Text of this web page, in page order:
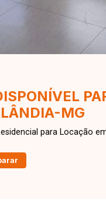
MG
para Locação